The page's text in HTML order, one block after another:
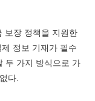
보장 정책을 지원한
정보 기재가 필수
두 가지 방식으로 가
다.